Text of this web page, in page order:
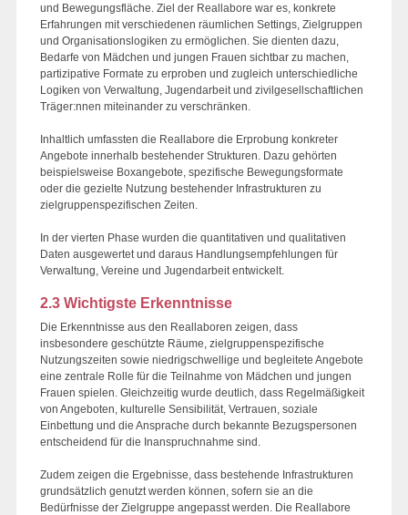
und Bewegungsfläche. Ziel der Reallabore war es, konkrete
Erfahrungen mit verschiedenen räumlichen Settings, Zielgruppen
und Organisationslogiken zu ermöglichen. Sie dienten dazu,
Bedarfe von Mädchen und jungen Frauen sichtbar zu machen,
partizipative Formate zu erproben und zugleich unterschiedliche
Logiken von Verwaltung, Jugendarbeit und zivilgesellschaftlichen
Träger:nnen miteinander zu verschränken.
Inhaltlich umfassten die Reallabore die Erprobung konkreter
Angebote innerhalb bestehender Strukturen. Dazu gehörten
beispielsweise Boxangebote, spezifische Bewegungsformate
oder die gezielte Nutzung bestehender Infrastrukturen zu
zielgruppenspezifischen Zeiten.
In der vierten Phase wurden die quantitativen und qualitativen
Daten ausgewertet und daraus Handlungsempfehlungen für
Verwaltung, Vereine und Jugendarbeit entwickelt.
2.3 Wichtigste Erkenntnisse
Die Erkenntnisse aus den Reallaboren zeigen, dass
insbesondere geschützte Räume, zielgruppenspezifische
Nutzungszeiten sowie niedrigschwellige und begleitete Angebote
eine zentrale Rolle für die Teilnahme von Mädchen und jungen
Frauen spielen. Gleichzeitig wurde deutlich, dass Regelmäßigkeit
von Angeboten, kulturelle Sensibilität, Vertrauen, soziale
Einbettung und die Ansprache durch bekannte Bezugspersonen
entscheidend für die Inanspruchnahme sind.
Zudem zeigen die Ergebnisse, dass bestehende Infrastrukturen
grundsätzlich genutzt werden können, sofern sie an die
Bedürfnisse der Zielgruppe angepasst werden. Die Reallabore